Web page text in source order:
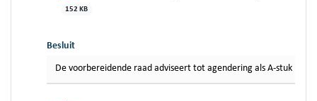
152 KB
Besluit
De voorbereidende raad adviseert tot agendering als A-stuk in